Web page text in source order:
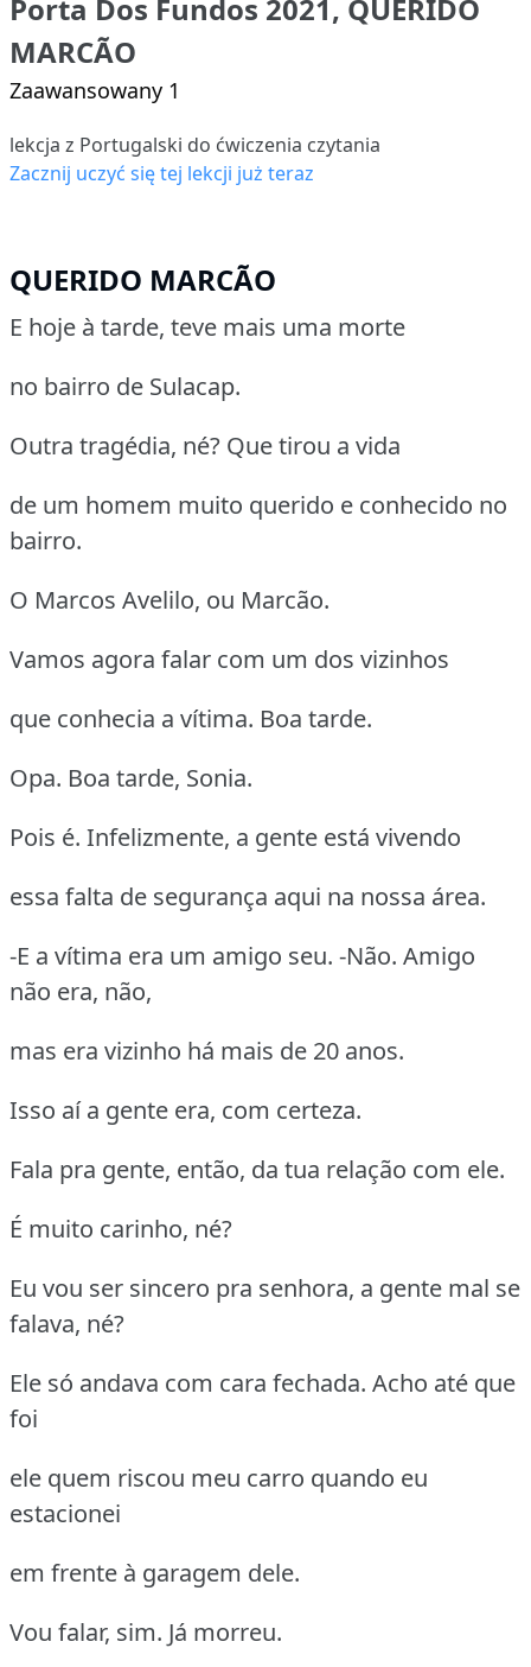
Porta Dos Fundos 2021, QUERIDO
MARCÃO
Zaawansowany 1
lekcja z Portugalski do ćwiczenia czytania
Zacznij uczyć się tej lekcji już teraz
QUERIDO MARCÃO
E hoje à tarde, teve mais uma morte
no bairro de Sulacap.
Outra tragédia, né? Que tirou a vida
de um homem muito querido e conhecido no
bairro.
O Marcos Avelilo, ou Marcão.
Vamos agora falar com um dos vizinhos
que conhecia a vítima. Boa tarde.
Opa. Boa tarde, Sonia.
Pois é. Infelizmente, a gente está vivendo
essa falta de segurança aqui na nossa área.
-E a vítima era um amigo seu. -Não. Amigo
não era, não,
mas era vizinho há mais de 20 anos.
Isso aí a gente era, com certeza.
Fala pra gente, então, da tua relação com ele.
É muito carinho, né?
Eu vou ser sincero pra senhora, a gente mal se
falava, né?
Ele só andava com cara fechada. Acho até que
foi
ele quem riscou meu carro quando eu
estacionei
em frente à garagem dele.
Vou falar, sim. Já morreu.